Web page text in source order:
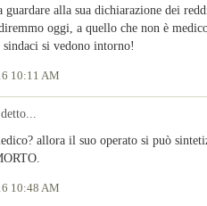
guardare alla sua dichiarazione dei
oggi, a quello che non è
si vedono intorno!
10:11 AM
allora il suo operato si può
10:48 AM